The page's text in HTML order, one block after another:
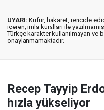
UYARI: Küfür, hakaret, rencide
içeren, imla kuralları ile
Türkçe karakter kullanılmayan ve
onaylanmamaktadır.
Recep Tayyip
hızla yükseliyor